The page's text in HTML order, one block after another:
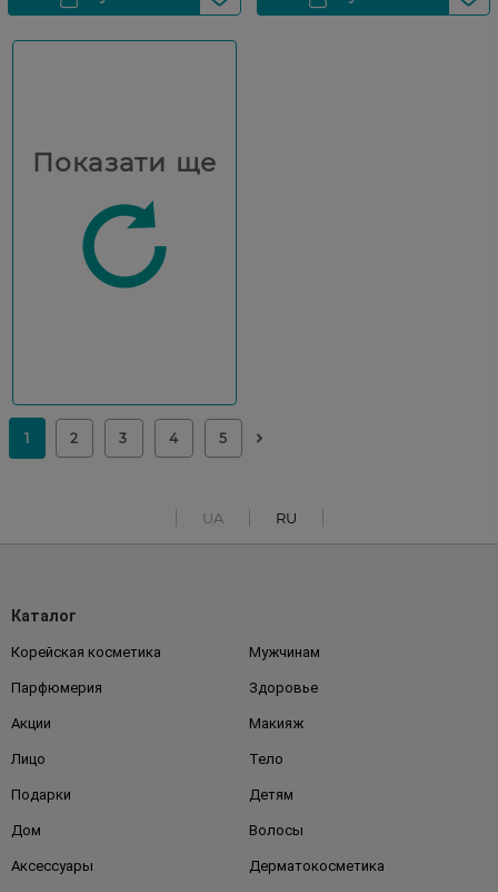
Показати ще
UA RU
Каталог
Корейская косметика Мужчинам
Парфюмерия Здоровье
Акции Макияж
Лицо Тело
Подарки Детям
Дом Волосы
Аксессуары Дерматокосметика